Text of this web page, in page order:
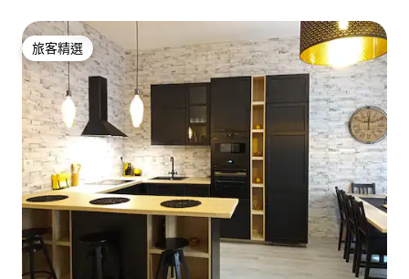
旅客精選
旅客精選